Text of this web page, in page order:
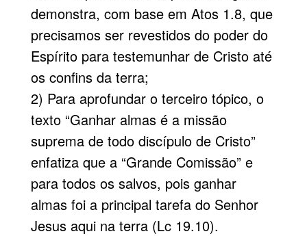
demonstra, com base em Atos 1.8, que
precisamos ser revestidos do poder do
Espírito para testemunhar de Cristo até
os confins da terra;
2) Para aprofundar o terceiro tópico, o
texto “Ganhar almas é a missão
suprema de todo discípulo de Cristo”
enfatiza que a “Grande Comissão” e
para todos os salvos, pois ganhar
almas foi a principal tarefa do Senhor
Jesus aqui na terra (Lc 19.10).